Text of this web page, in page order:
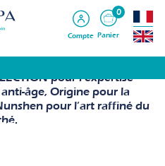
Compte
0
Panier
marques d’exception :
pour l’expertise
âge, Origine pour la
pour l’art raffiné du